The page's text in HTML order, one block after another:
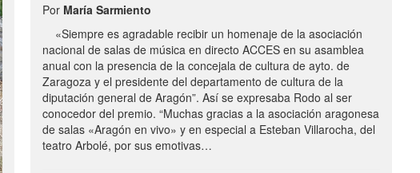
Por María Sarmiento
«Siempre es agradable recibir un homenaje de la asociación
nacional de salas de música en directo ACCES en su asamblea
anual con la presencia de la concejala de cultura de ayto. de
Zaragoza y el presidente del departamento de cultura de la
diputación general de Aragón”. Así se expresaba Rodo al ser
conocedor del premio. “Muchas gracias a la asociación aragonesa
de salas «Aragón en vivo» y en especial a Esteban Villarocha, del
teatro Arbolé, por sus emotivas…